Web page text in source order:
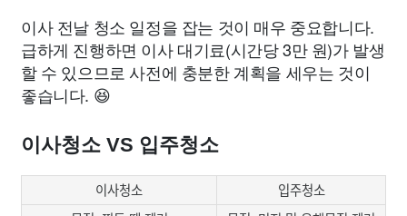
이사 전날 청소 일정을 잡는 것이 매우 중요합니다.
급하게 진행하면 이사 대기료(시간당 3만 원)가 발생
할 수 있으므로 사전에 충분한 계획을 세우는 것이
좋습니다. 😆
이사청소 VS 입주청소
이사청소
입주청소